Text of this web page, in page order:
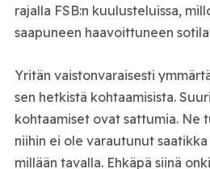
rajalla FSB:n kuulusteluissa,
saapuneen haavoittuneen
Yritän vaistonvaraisesti
sen hetkistä kohtaamisista.
kohtaamiset ovat sattumia. Ne
niihin ei ole varautunut
millään tavalla. Ehkäpä siinä